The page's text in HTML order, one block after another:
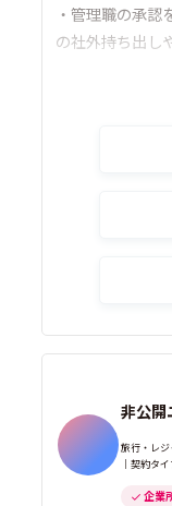
・管理職の承認
の社外持ち出し
非公開
旅行・レ
｜契約タ
企業